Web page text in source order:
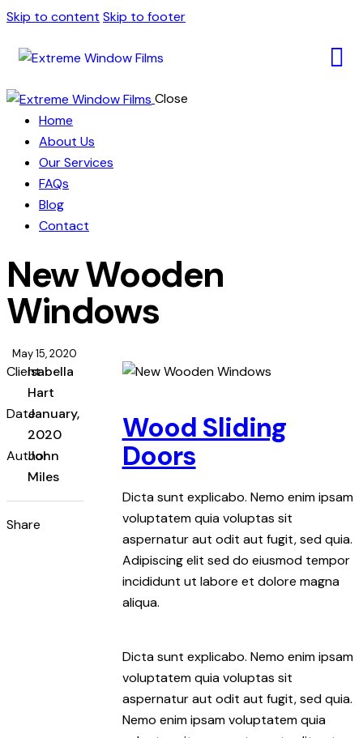
Skip to content Skip to footer
Close
Home
About Us
Our Services
FAQs
Blog
Contact
New Wooden
Windows
May 15, 2020
ClientIsabella
Hart
DateJanuary,
2020
Author
John
Miles
Share
Wood Sliding
Doors
Dicta sunt explicabo. Nemo enim ipsam
voluptatem quia voluptas sit
aspernatur aut odit aut fugit, sed quia.
Adipiscing elit sed do eiusmod tempor
incididunt ut labore et dolore magna
aliqua.
Dicta sunt explicabo. Nemo enim ipsam
voluptatem quia voluptas sit
aspernatur aut odit aut fugit, sed quia.
Nemo enim ipsam voluptatem quia